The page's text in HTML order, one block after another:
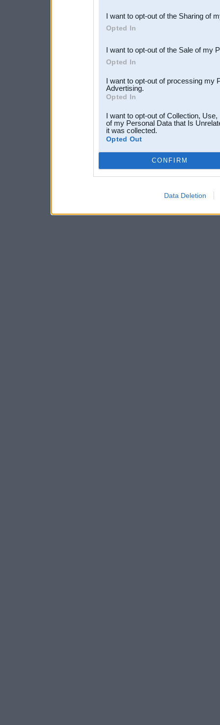
Downstream Participants
third parties.
I want to opt-out of the Sharing of
Opted In
I want to opt-out of the Sale of my
Opted In
I want to opt-out of processing my
Advertising.
Opted In
I want to opt-out of Collection,
of my Personal Data that Is
it was collected.
Opted Out
CONFIRM
Data Deletion